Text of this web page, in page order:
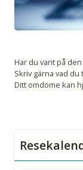
Har du varit på
Skriv gärna vad
Ditt omdöme kan